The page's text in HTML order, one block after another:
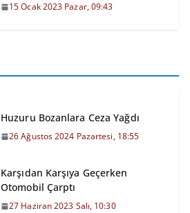
15 Ocak 2023 Pazar, 09:43
Huzuru Bozanlara Ceza Yağdı
26 Ağustos 2024 Pazartesi, 18:55
Karşıdan Karşıya Geçerken
Otomobil Çarptı
27 Haziran 2023 Salı, 10:30